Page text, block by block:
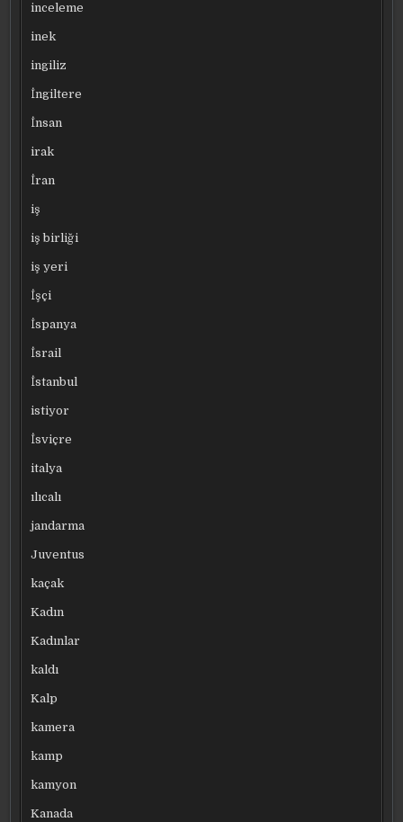
inceleme
inek
ingiliz
İngiltere
İnsan
irak
İran
iş
iş birliği
iş yeri
İşçi
İspanya
İsrail
İstanbul
istiyor
İsviçre
italya
ılıcalı
jandarma
Juventus
kaçak
Kadın
Kadınlar
kaldı
Kalp
kamera
kamp
kamyon
Kanada